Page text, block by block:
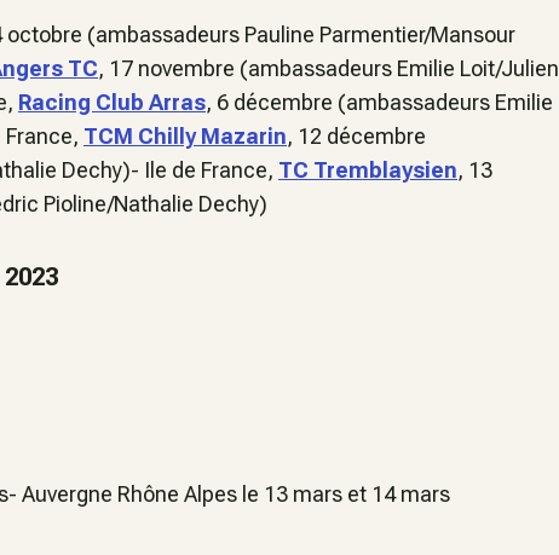
octobre (ambassadeurs Pauline Parmentier/Mansour
TC, 17 novembre (ambassadeurs Emilie Loit/Julien
Racing Club Arras, 6 décembre (ambassadeurs Emilie
TCM Chilly Mazarin, 12 décembre
Dechy)- Ile de France, TC Tremblaysien, 13
Pioline/Nathalie Dechy)
Auvergne Rhône Alpes le 13 mars et 14 mars